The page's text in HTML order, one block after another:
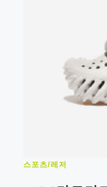
스포츠/레저